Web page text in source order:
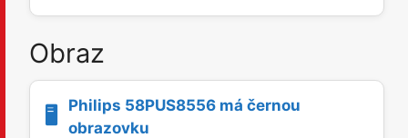
Obraz
🖥️
Philips 58PUS8556 má černou
obrazovku